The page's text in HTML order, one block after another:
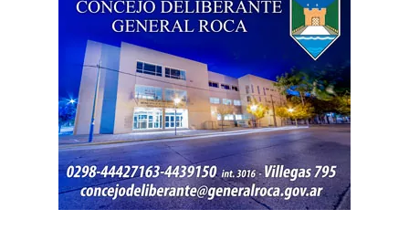
La jueza también examinó una certificación contable que
él mismo presentó. Ese documento informó un promedio
de ingresos durante un período determinado y consignó
una relación laboral con una de las empresas. El fallo
aclaró que esos datos no reflejaban necesariamente la
totalidad de los recursos, ya que existían otras
participaciones comerciales acreditadas en la causa.
El informe bancario añadió otro elemento. La cuenta